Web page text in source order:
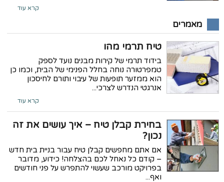
קרא עוד
מאמרים
טיח תרמי מהו
בידוד תרמי של קירות מבנים נועד לספק
טמפרטורה נוחה בחלל הפנימי של הבית, וכמו כן
הוא ממזער תופעות של עיבוי ותורם לחיסכון
אנרגטי הנדרש לצרכי...
קרא עוד
בחירת קבלן טיח – איך עושים את זה
נכון?
אם אתם מחפשים קבלן טיח עבור בניית בית חדש
– קודם כל נאחל לכם בהצלחה! כידוע, מדובר
בפרויקט מורכב שעשוי להתפרש על פני חודשים
ואף...